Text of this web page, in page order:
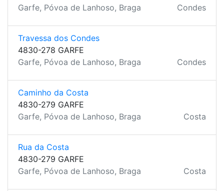
Garfe, Póvoa de Lanhoso, Braga
Condes
Travessa dos Condes
4830-278 GARFE
Garfe, Póvoa de Lanhoso, Braga
Condes
Caminho da Costa
4830-279 GARFE
Garfe, Póvoa de Lanhoso, Braga
Costa
Rua da Costa
4830-279 GARFE
Garfe, Póvoa de Lanhoso, Braga
Costa